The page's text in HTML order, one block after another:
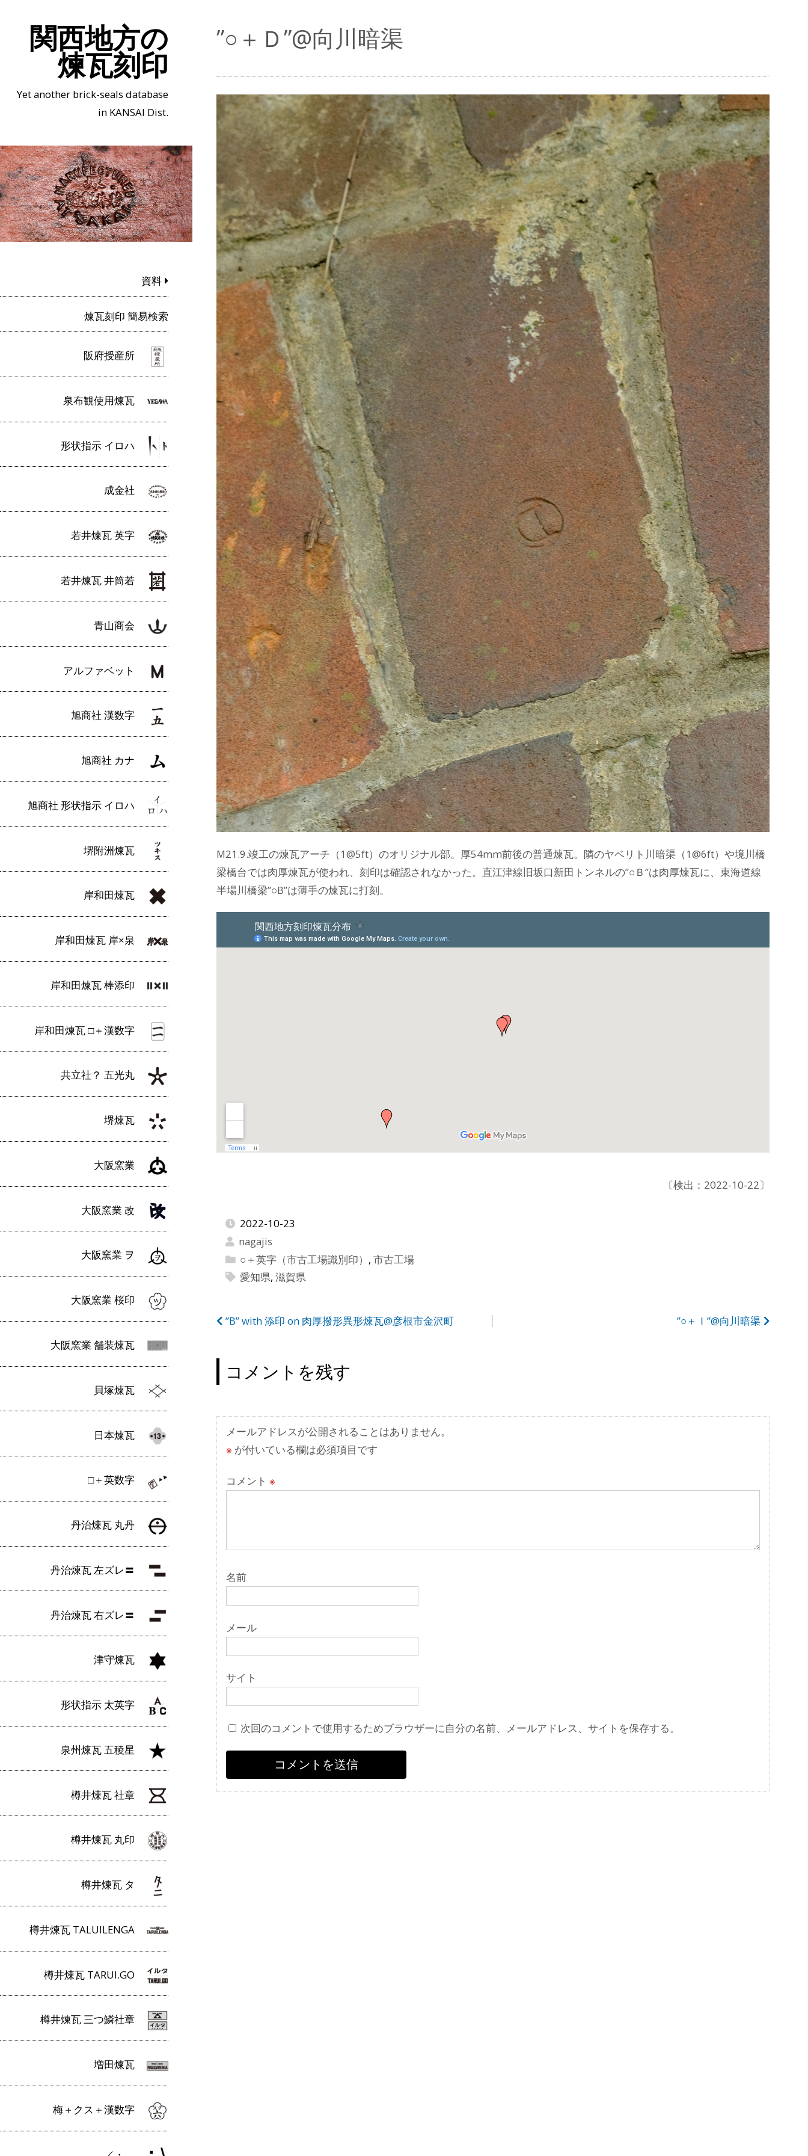
関西地方の
煉瓦刻印
Yet another brick-seals database
in KANSAI Dist.
資料
煉瓦刻印 簡易検索
阪府授産所
泉布観使用煉瓦
形状指示 イロハ
成金社
若井煉瓦 英字
若井煉瓦 井筒若
青山商会
アルファベット
旭商社 漢数字
旭商社 カナ
旭商社 形状指示 イロハ
堺附洲煉瓦
岸和田煉瓦
岸和田煉瓦 岸×泉
岸和田煉瓦 棒添印
岸和田煉瓦 □＋漢数字
共立社？ 五光丸
堺煉瓦
大阪窯業
大阪窯業 改
大阪窯業 ヲ
大阪窯業 桜印
大阪窯業 舗装煉瓦
貝塚煉瓦
日本煉瓦
□＋英数字
丹治煉瓦 丸丹
丹治煉瓦 左ズレ〓
丹治煉瓦 右ズレ〓
津守煉瓦
形状指示 太英字
泉州煉瓦 五稜星
樽井煉瓦 社章
樽井煉瓦 丸印
樽井煉瓦 タ
樽井煉瓦 TALUILENGA
樽井煉瓦 TARUI.GO
樽井煉瓦 三つ鱗社章
増田煉瓦
梅＋クス＋漢数字
”○＋Ｄ”@向川暗渠
M21.9.竣工の煉瓦アーチ（1@5ft）のオリジナル部。厚54mm前後の普通煉瓦。隣のヤベリト川暗渠（1@6ft）や境川橋
梁橋台では肉厚煉瓦が使われ、刻印は確認されなかった。直江津線旧坂口新田トンネルの”○Ｂ”は肉厚煉瓦に、東海道線
半場川橋梁”○B”は薄手の煉瓦に打刻。
〔検出：2022-10-22〕
2022-10-23
nagajis
○＋英字（市古工場識別印） , 市古工場
愛知県, 滋賀県
投
ナ
ビ
ゲ
ー
シ
ョ
ン
”○＋Ｉ”@向川暗渠
”B” with 添印 on 肉厚撥形異形煉瓦@彦根市金沢町
コメントを残す
メールアドレスが公開されることはありません。
※ が付いている欄は必須項目です
コメント ※
名前
メール
サイト
次回のコメントで使用するためブラウザーに自分の名前、メールアドレス、サイトを保存する。